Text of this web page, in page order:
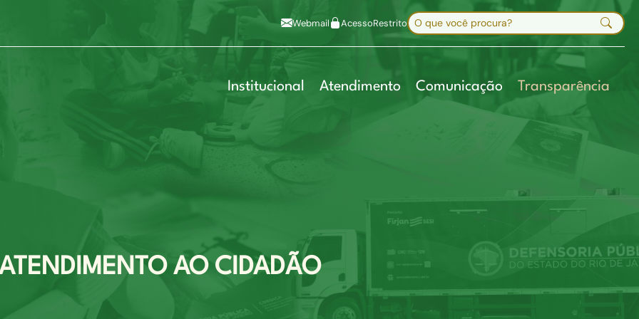
Alt+6
Mapa do site
Webmail AcessoRestritoBuscar no site
Digite sua busca e pressione Enter
Institucional Atendimento Comunicação Transparência
AO CIDADÃO